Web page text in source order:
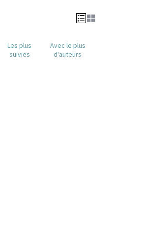
Les plus
suivies
Avec le plus
d'auteurs